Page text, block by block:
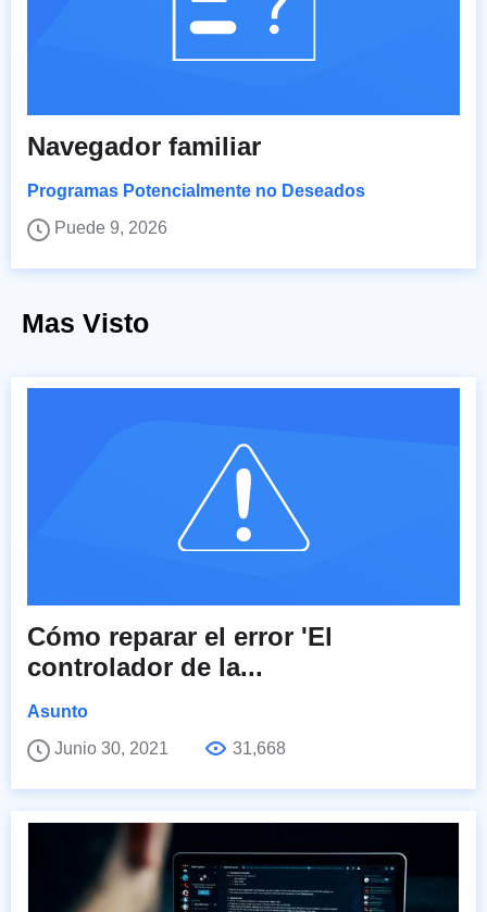
Navegador familiar
Programas Potencialmente no Deseados
Puede 9, 2026
Mas Visto
Cómo reparar el error 'El
controlador de la...
Asunto
Junio 30, 2021
31,668